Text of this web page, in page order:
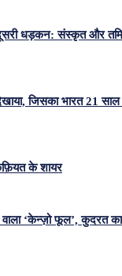
दूसरी धड़कन: संस्कृत और
जिसका भारत 21
के शायर
‘केन्ज़ो फूल’, कुदरत